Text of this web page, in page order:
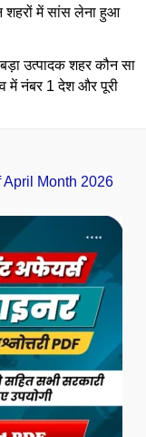
शहरों में सांस लेना हुआ
उत्पादक शहर कौन सा
में नंबर 1 देश और पूरी